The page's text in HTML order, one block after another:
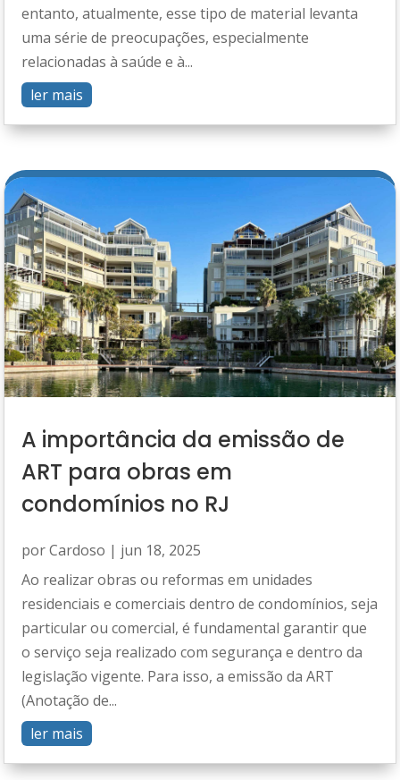
entanto, atualmente, esse tipo de material levanta
uma série de preocupações, especialmente
relacionadas à saúde e à...
ler mais
A importância da emissão de
ART para obras em
condomínios no RJ
porCardoso | jun 18, 2025
Ao realizar obras ou reformas em unidades
residenciais e comerciais dentro de condomínios, seja
particular ou comercial, é fundamental garantir que
o serviço seja realizado com segurança e dentro da
legislação vigente. Para isso, a emissão da ART
(Anotação de...
ler mais